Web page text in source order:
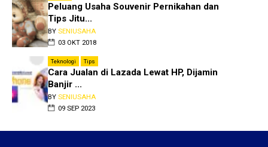
Peluang Usaha Souvenir Pernikahan dan
Tips Jitu...
BY SENIUSAHA
03 OKT 2018
Teknologi Tips
Cara Jualan di Lazada Lewat HP, Dijamin
Banjir ...
BY SENIUSAHA
09 SEP 2023